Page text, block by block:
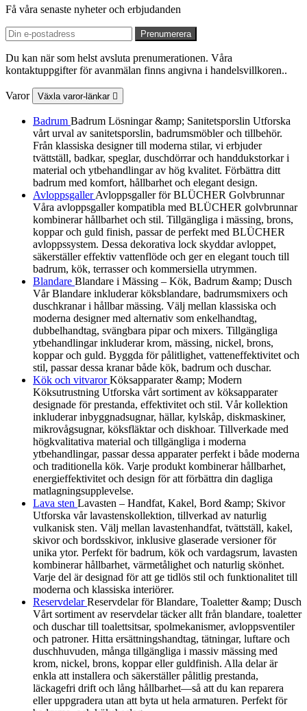
Få våra senaste nyheter och erbjudanden
Du kan när som helst avsluta prenumerationen. Våra
kontaktuppgifter för avanmälan finns angivna i handelsvillkoren..
Varor Växla varor-länkar 
Badrum Badrum Lösningar &amp; Sanitetsporslin Utforska
vårt urval av sanitetsporslin, badrumsmöbler och tillbehör.
Från klassiska designer till moderna stilar, vi erbjuder
tvättställ, badkar, speglar, duschdörrar och handdukstorkar i
material och ytbehandlingar av hög kvalitet. Förbättra ditt
badrum med komfort, hållbarhet och elegant design.
AvloppsgallerAvloppsgaller för BLÜCHER Golvbrunnar
Våra avloppsgaller kompatibla med BLÜCHER golvbrunnar
kombinerar hållbarhet och stil. Tillgängliga i mässing, brons,
koppar och guld finish, passar de perfekt med BLÜCHER
avloppssystem. Dessa dekorativa lock skyddar avloppet,
säkerställer effektiv vattenflöde och ger en elegant touch till
badrum, kök, terrasser och kommersiella utrymmen.
Blandare Blandare i Mässing – Kök, Badrum &amp; Dusch
Vår Blandare inkluderar köksblandare, badrumsmixers och
duschkranar i hållbar mässing. Välj mellan klassiska och
moderna designer med alternativ som enkelhandtag,
dubbelhandtag, svängbara pipar och mixers. Tillgängliga
ytbehandlingar inkluderar krom, mässing, nickel, brons,
koppar och guld. Byggda för pålitlighet, vatteneffektivitet och
stil, passar dessa kranar både kök, badrum och duschar.
Kök och vitvarorKöksapparater &amp; Modern
Köksutrustning Utforska vårt sortiment av köksapparater
designade för prestanda, effektivitet och stil. Vår kollektion
inkluderar inbyggnadsugnar, hällar, kylskåp, diskmaskiner,
mikrovågsugnar, köksfläktar och diskhoar. Tillverkade med
högkvalitativa material och tillgängliga i moderna
ytbehandlingar, passar dessa apparater perfekt i både moderna
och traditionella kök. Varje produkt kombinerar hållbarhet,
energieffektivitet och design för att förbättra din dagliga
matlagningsupplevelse.
Lava sten Lavasten – Handfat, Kakel, Bord &amp; Skivor
Utforska vår lavastenskollektion, tillverkad av naturlig
vulkanisk sten. Välj mellan lavastenhandfat, tvättställ, kakel,
skivor och bordsskivor, inklusive glaserade versioner för
unika ytor. Perfekt för badrum, kök och vardagsrum, lavasten
kombinerar hållbarhet, värmetålighet och naturlig skönhet.
Varje del är designad för att ge tidlös stil och funktionalitet till
moderna och klassiska interiörer.
ReservdelarReservdelar för Blandare, Toaletter &amp; Dusch
Vårt sortiment av reservdelar täcker allt från blandare, toaletter
och duschar till toalettsitsar, spolmekanismer, avloppsventiler
och patroner. Hitta ersättningshandtag, tätningar, luftare och
duschhuvuden, många tillgängliga i massiv mässing med
krom, nickel, brons, koppar eller guldfinish. Alla delar är
enkla att installera och säkerställer pålitlig prestanda,
läckagefri drift och lång hållbarhet—så att du kan reparera
eller uppgradera utan att byta ut hela armaturen. Perfekt för